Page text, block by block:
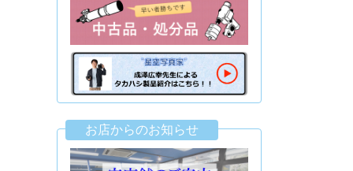
お店からのお知らせ